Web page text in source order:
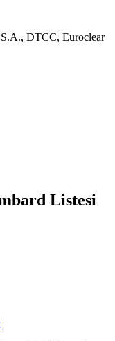
DTCC, Euroclear
Listesi